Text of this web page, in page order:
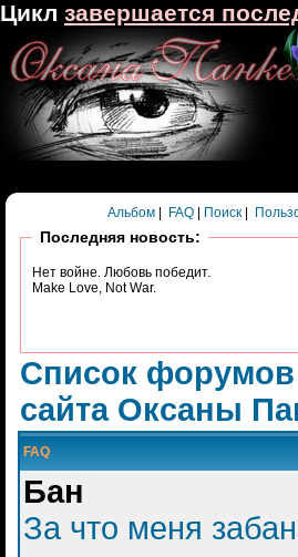
Альбом FAQ Поиск
Последняя новость:
Нет войне. Любовь победит.
Make Love, Not War.
Список
сайта Оксаны
FAQ
Бан
За что меня
Цикл завершается